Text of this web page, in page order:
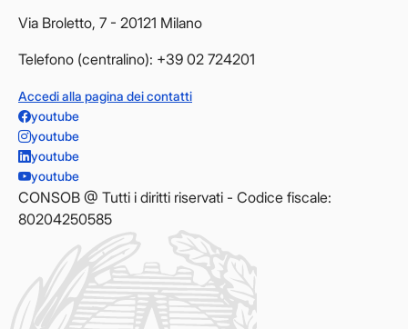
Via Broletto, 7 - 20121 Milano
Telefono (centralino): +39 02 724201
Accedi alla pagina dei contatti
youtube
youtube
youtube
youtube
CONSOB @ Tutti i diritti riservati - Codice fiscale:
80204250585